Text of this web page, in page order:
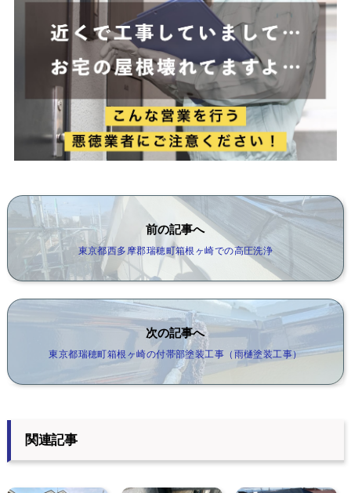
前の記事へ
東京都西多摩郡瑞穂町箱根ヶ崎での高圧洗浄
次の記事へ
東京都瑞穂町箱根ヶ崎の付帯部塗装工事（雨樋塗装工事）
関連記事